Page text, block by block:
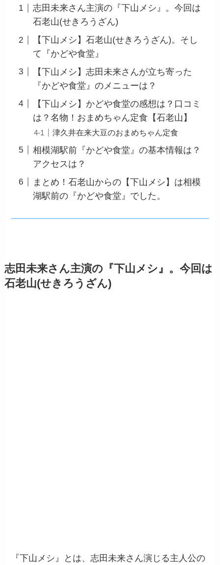
志田未来さん主演の『下山メシ』。今回は
石老山(せきろうざん)
【下山メシ】石老山(せきろうざん)。そし
て『かどや食堂』
【下山メシ】志田未来さんが立ち寄った
『かどや食堂』のメニューは？
【下山メシ】かどや食堂の感想は？口コミ
は？名物！おまめちゃん定食【石老山】
津久井在来大豆のおまめちゃん定食
相模湖駅前『かどや食堂』の基本情報は？
アクセスは？
まとめ！石老山からの【下山メシ】は相模
湖駅前の『かどや食堂』でした。
志田未来さん主演の『下山メシ』。今回は
石老山(せきろうざん)
『下山メシ』とは、志田未来さん演じる主人公の